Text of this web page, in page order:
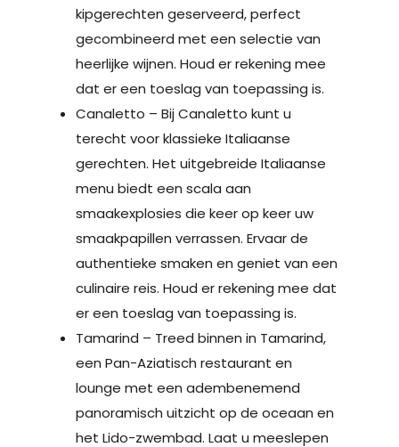
kipgerechten geserveerd, perfect
gecombineerd met een selectie van
heerlijke wijnen. Houd er rekening mee
dat er een toeslag van toepassing is.
Canaletto – Bij Canaletto kunt u
terecht voor klassieke Italiaanse
gerechten. Het uitgebreide Italiaanse
menu biedt een scala aan
smaakexplosies die keer op keer uw
smaakpapillen verrassen. Ervaar de
authentieke smaken en geniet van een
culinaire reis. Houd er rekening mee dat
er een toeslag van toepassing is.
Tamarind – Treed binnen in Tamarind,
een Pan-Aziatisch restaurant en
lounge met een adembenemend
panoramisch uitzicht op de oceaan en
het Lido-zwembad. Laat u meeslepen